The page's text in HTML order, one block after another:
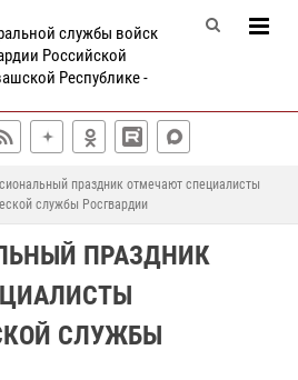
службы войск
Российской
Республике -
праздник отмечают специалисты
службы Росгвардии
ПРАЗДНИК
СЛУЖБЫ